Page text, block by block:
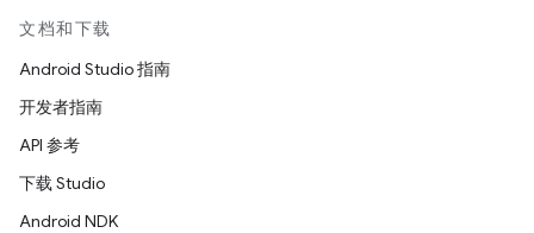
文档和下载
Android Studio 指南
开发者指南
API 参考
下载 Studio
Android NDK